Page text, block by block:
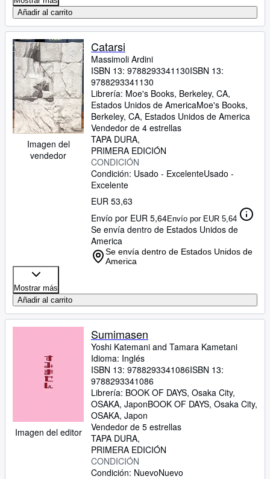
Añadir al carrito
Imagen del
vendedor
Catarsi
Massimoli Ardini
ISBN 13: 9788293341130ISBN 13:
9788293341130
Librería: Moe's Books, Berkeley, CA,
Estados Unidos de AmericaMoe's Books,
Berkeley, CA, Estados Unidos de America
Vendedor de 4 estrellas
TAPA DURA
PRIMERA EDICIÓN
CONDICIÓN
Condición: Usado - ExcelenteUsado -
Excelente
EUR 53,63
Envío por EUR 5,64Envío por EUR 5,64
Se envía dentro de Estados Unidos de
America
Se envía dentro de Estados Unidos de
America
Mostrar más
Añadir al carrito
Imagen del editor
Sumimasen
Yoshi Katemani and Tamara Kametani
Idioma: Inglés
ISBN 13: 9788293341086ISBN 13:
9788293341086
Librería: BOOK OF DAYS, Osaka City,
OSAKA, JaponBOOK OF DAYS, Osaka City,
OSAKA, Japon
Vendedor de 5 estrellas
TAPA DURA
PRIMERA EDICIÓN
CONDICIÓN
Condición: NuevoNuevo